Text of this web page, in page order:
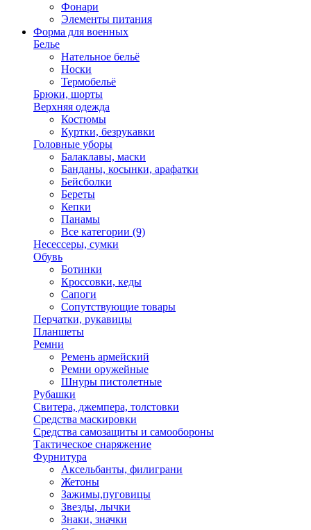
Фонари
Элементы питания
Форма для военных
Белье
Нательное бельё
Носки
Термобельё
Брюки, шорты
Верхняя одежда
Костюмы
Куртки, безрукавки
Головные уборы
Балаклавы, маски
Банданы, косынки, арафатки
Бейсболки
Береты
Кепки
Панамы
Все категории (9)
Несессеры, сумки
Обувь
Ботинки
Кроссовки, кеды
Сапоги
Сопутствующие товары
Перчатки, рукавицы
Планшеты
Ремни
Ремень армейский
Ремни оружейные
Шнуры пистолетные
Рубашки
Свитера, джемпера, толстовки
Средства маскировки
Средства самозащиты и самообороны
Тактическое снаряжение
Фурнитура
Аксельбанты, филиграни
Жетоны
Зажимы,пуговицы
Звезды, лычки
Знаки, значки